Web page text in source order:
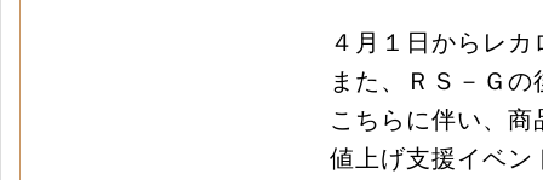
４月１日からレ
また、ＲＳ－Ｇ
こちらに伴い、
値上げ支援イベ